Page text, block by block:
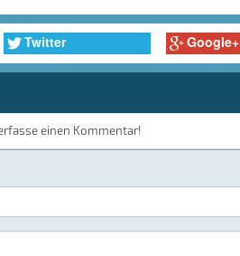
Twitter Google+
einen Kommentar!